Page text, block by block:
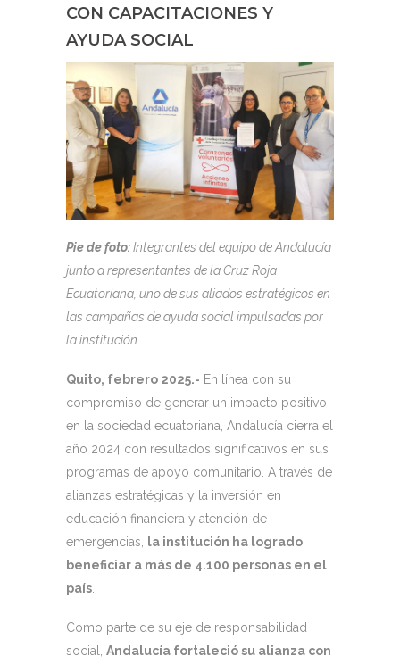
CON CAPACITACIONES Y
AYUDA SOCIAL
Pie de foto:Integrantes del equipo de Andalucía
junto a representantes de la Cruz Roja
Ecuatoriana, uno de sus aliados estratégicos en
las campañas de ayuda social impulsadas por
la institución.
Quito, febrero 2025.- En línea con su
compromiso de generar un impacto positivo
en la sociedad ecuatoriana, Andalucía cierra el
año 2024 con resultados significativos en sus
programas de apoyo comunitario. A través de
alianzas estratégicas y la inversión en
educación financiera y atención de
emergencias, la institución ha logrado
beneficiar a más de 4.100 personas en el
país.
Como parte de su eje de responsabilidad
social, Andalucía fortaleció su alianza con